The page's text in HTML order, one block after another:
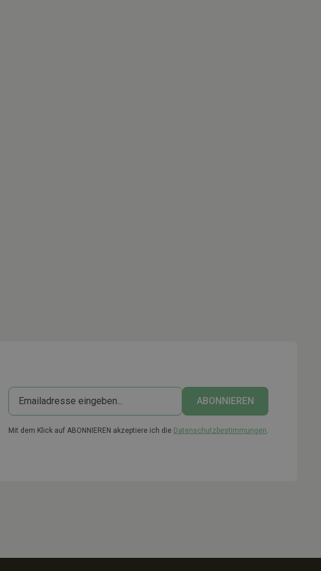
Mit dem Klick auf ABONNIEREN akzeptiere ich die Datenschutzbestimmungen